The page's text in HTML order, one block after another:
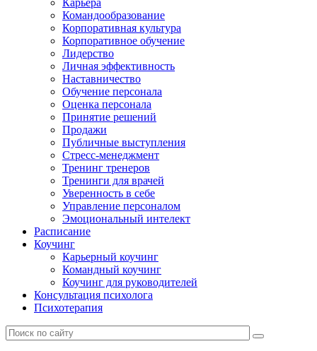
Карьера
Командообразование
Корпоративная культура
Корпоративное обучение
Лидерство
Личная эффективность
Наставничество
Обучение персонала
Оценка персонала
Принятие решений
Продажи
Публичные выступления
Стресс-менеджмент
Тренинг тренеров
Тренинги для врачей
Уверенность в себе
Управление персоналом
Эмоциональный интелект
Расписание
Коучинг
Карьерный коучинг
Командный коучинг
Коучинг для руководителей
Консультация психолога
Психотерапия